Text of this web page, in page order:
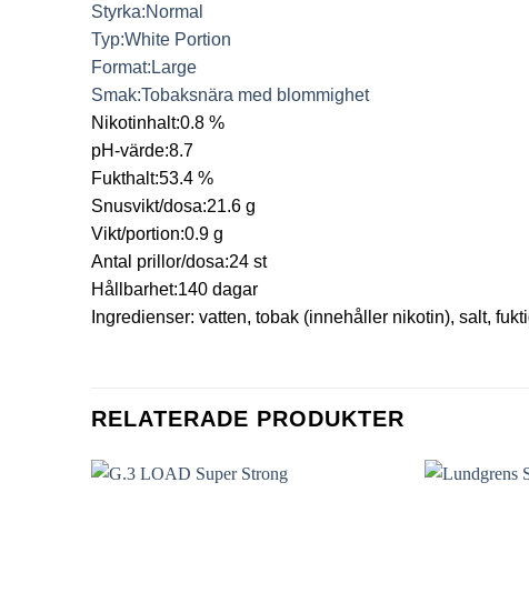
Styrka:Normal
Typ:White Portion
Format: Large
Smak:Tobaksnära med blommighet
Nikotinhalt:0.8 %
pH-värde:8.7
Fukthalt:53.4 %
Snusvikt/dosa:21.6 g
Vikt/portion:0.9 g
Antal prillor/dosa:24 st
Hållbarhet:140 dagar
Ingredienser: vatten, tobak (innehåller nikotin), salt,
RELATERADE PRODUKTER